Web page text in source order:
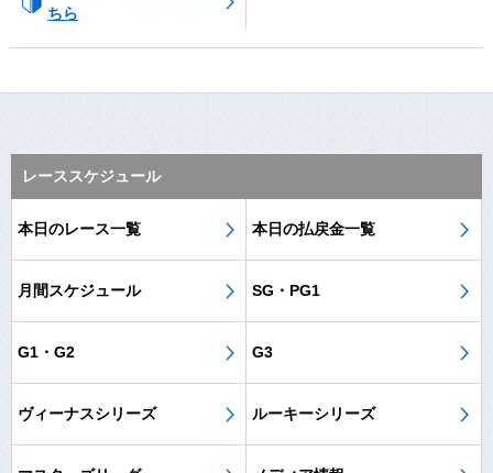
ちら
レーススケジュール
本日のレース一覧 本日の払戻金一覧
月間スケジュール SG・PG1
G1・G2 G3
ヴィーナスシリーズ ルーキーシリーズ